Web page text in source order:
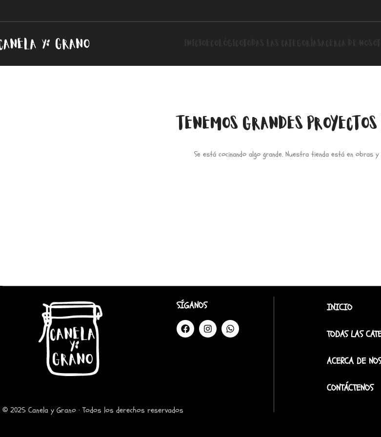
TENEMOS GRANDES
Se está cocinando algo grande. Nuestra tienda está en
SÍGANOS INICIO
TODAS LAS
ACERCA DE
CONTÁCTENOS
© 2025 Canela y Grano · Todos los derechos reservados